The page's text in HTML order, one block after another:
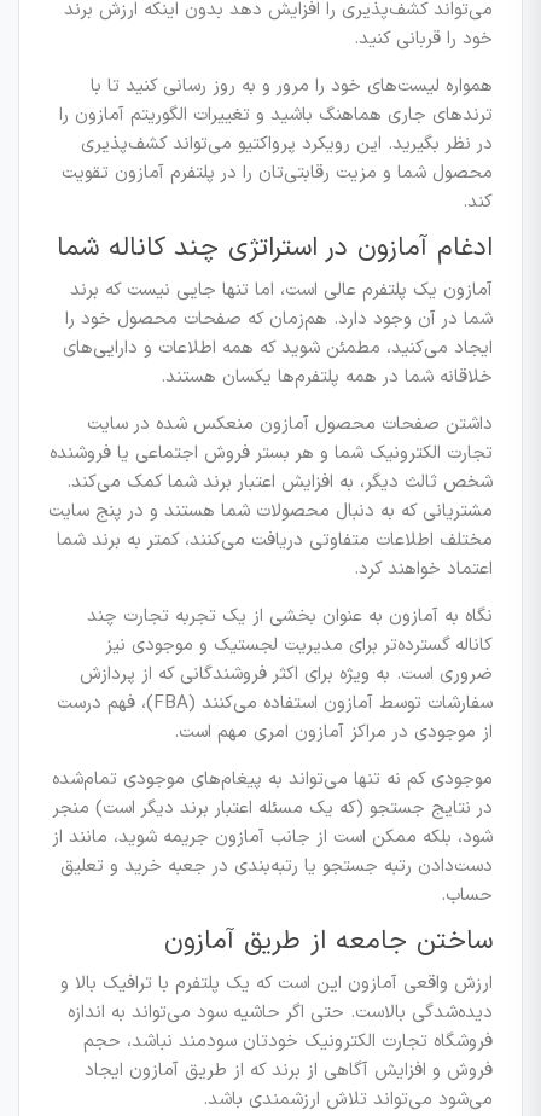
می‌تواند کشف‌پذیری را افزایش دهد بدون اینکه ارزش برند
خود را قربانی کنید.
همواره لیست‌های خود را مرور و به روز رسانی کنید تا با
ترندهای جاری هماهنگ باشید و تغییرات الگوریتم آمازون را
در نظر بگیرید. این رویکرد پرو‌اکتیو می‌تواند کشف‌پذیری
محصول شما و مزیت رقابتی‌تان را در پلتفرم آمازون تقویت
کند.
ادغام آمازون در استراتژی چند کاناله شما
آمازون یک پلتفرم عالی است، اما تنها جایی نیست که برند
شما در آن وجود دارد. هم‌زمان که صفحات محصول خود را
ایجاد می‌کنید، مطمئن شوید که همه اطلاعات و دارایی‌های
خلاقانه شما در همه پلتفرم‌ها یکسان هستند.
داشتن صفحات محصول آمازون منعکس شده در سایت
تجارت الکترونیک شما و هر بستر فروش اجتماعی یا فروشنده
شخص ثالث دیگر، به افزایش اعتبار برند شما کمک می‌کند.
مشتریانی که به دنبال محصولات شما هستند و در پنج سایت
مختلف اطلاعات متفاوتی دریافت می‌کنند، کمتر به برند شما
اعتماد خواهند کرد.
نگاه به آمازون به عنوان بخشی از یک تجربه تجارت چند
کاناله گسترده‌تر برای مدیریت لجستیک و موجودی نیز
ضروری است. به ویژه برای اکثر فروشندگانی که از پردازش
سفارشات توسط آمازون استفاده می‌کنند (FBA)، فهم درست
از موجودی در مراکز آمازون امری مهم است.
موجودی کم نه تنها می‌تواند به پیغام‌های موجودی تمام‌شده
در نتایج جستجو (که یک مسئله اعتبار برند دیگر است) منجر
شود، بلکه ممکن است از جانب آمازون جریمه شوید، مانند از
دست‌دادن رتبه جستجو یا رتبه‌بندی در جعبه خرید و تعلیق
حساب.
ساختن جامعه از طریق آمازون
ارزش واقعی آمازون این است که یک پلتفرم با ترافیک بالا و
دیده‌شدگی بالاست. حتی اگر حاشیه سود می‌تواند به اندازه
فروشگاه تجارت الکترونیک خودتان سودمند نباشد، حجم
فروش و افزایش آگاهی از برند که از طریق آمازون ایجاد
می‌شود می‌تواند تلاش ارزشمندی باشد.